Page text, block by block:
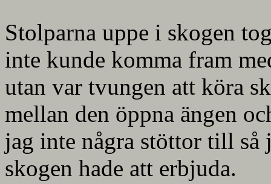
Stolparna uppe i skogen
inte kunde komma fram
utan var tvungen att köra
mellan den öppna ängen
jag inte några stöttor till så
skogen hade att erbjuda.